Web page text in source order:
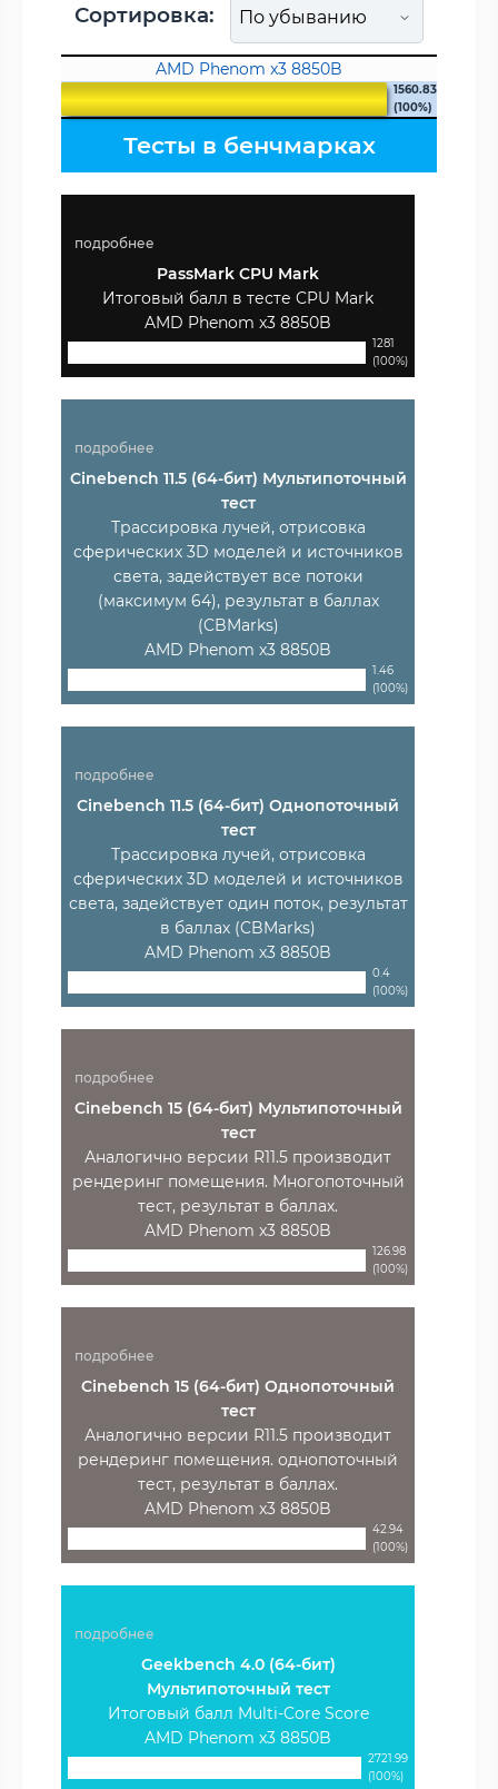
Сортировка:
AMD Phenom x3 8850B
1560.83
(100%)
Тесты в бенчмарках
подробнее
PassMark CPU Mark
Итоговый балл в тесте CPU Mark
AMD Phenom x3 8850B
1281
(100%)
подробнее
Cinebench 11.5 (64-бит) Мультипоточный
тест
Трассировка лучей, отрисовка
сферических 3D моделей и источников
света, задействует все потоки
(максимум 64), результат в баллах
(CBMarks)
AMD Phenom x3 8850B
1.46
(100%)
подробнее
Cinebench 11.5 (64-бит) Однопоточный
тест
Трассировка лучей, отрисовка
сферических 3D моделей и источников
света, задействует один поток, результат
в баллах (CBMarks)
AMD Phenom x3 8850B
0.4
(100%)
подробнее
Cinebench 15 (64-бит) Мультипоточный
тест
Аналогично версии R11.5 производит
рендеринг помещения. Многопоточный
тест, результат в баллах.
AMD Phenom x3 8850B
126.98
(100%)
подробнее
Cinebench 15 (64-бит) Однопоточный
тест
Аналогично версии R11.5 производит
рендеринг помещения. однопоточный
тест, результат в баллах.
AMD Phenom x3 8850B
42.94
(100%)
подробнее
Geekbench 4.0 (64-бит)
Мультипоточный тест
Итоговый балл Multi-Core Score
AMD Phenom x3 8850B
2721.99
(100%)